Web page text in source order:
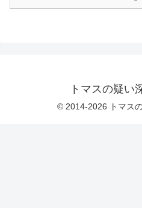
トマスの疑い
© 2014-2026 トマス